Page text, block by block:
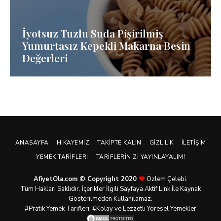
İyotsuz Tuzlu Suda Pişirilmiş
Yumurtasız Kepekli Makarna Besin
Değerleri
ANASAYFA HIKAYEMIZ TAKIPTE KALIN GIZLILIK
İLETIŞIM
YEMEK TARIFLERI
TARIFLERINIZI YAYINLAYALIM!
AfiyetOla.com © Copyright 2020
Özlem Çelebi.
Tüm Hakları Saklıdır. İçerikler İlgili Sayfaya Aktif Link İle Kaynak
Gösterilmeden Kullanılamaz.
#PratikYemek Tarifleri, #Kolay ve Lezzetli Yöresel Yemekler